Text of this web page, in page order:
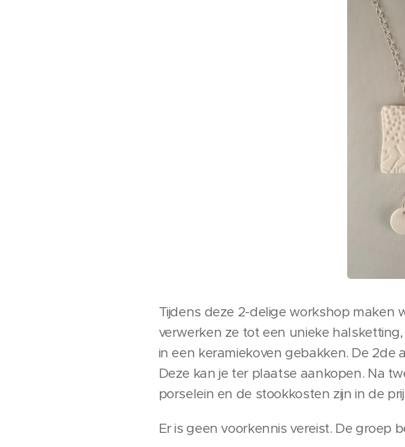
Tijdens deze 2-delige workshop maken
verwerken ze tot een unieke
in een keramiekoven gebakken. De
Deze kan je ter plaatse aankopen. Na
porselein en de stookkosten zijn in de
Er is geen voorkennis vereist. De groep